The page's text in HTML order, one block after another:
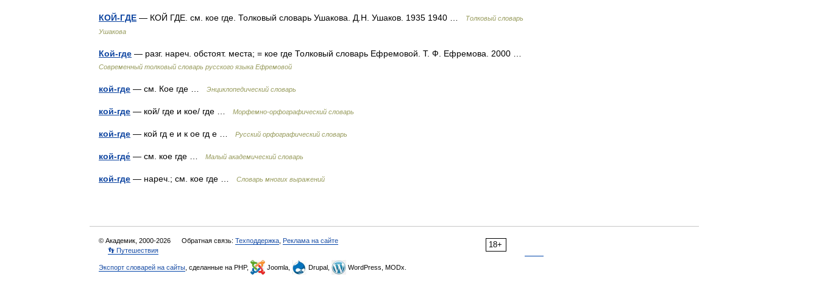
КОЙ-ГДЕ — КОЙ ГДЕ. см. кое где. Толковый словарь Ушакова. Д.Н. Ушаков. 1935 1940 …
Толковый словарь
Ушакова
Кой-где — разг. нареч. обстоят. места; = кое где Толковый словарь Ефремовой. Т. Ф. Ефремова. 2000 …
Современный толковый словарь русского языка Ефремовой
кой-где — см. Кое где … Энциклопедический словарь
кой-где — кой/ где и кое/ где … Морфемно-орфографический словарь
кой-где — кой гд е и к ое гд е … Русский орфографический словарь
кой-где́ — см. кое где … Малый академический словарь
кой-где — нареч.; см. кое где … Словарь многих выражений
18+
© Академик, 2000-2026 Обратная связь: Техподдержка Реклама на сайте
👣 Путешествия
Экспорт словарей на сайты , сделанные на PHP, Joomla, Drupal, WordPress, MODx.